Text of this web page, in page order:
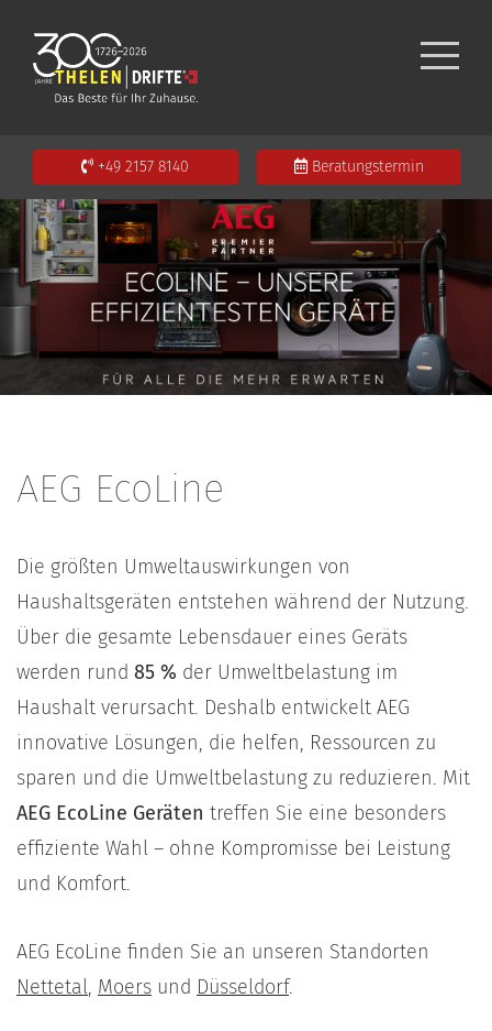
+49 2157 8140 Beratungstermin
AEG EcoLine
Die größten Umweltauswirkungen von
Haushaltsgeräten entstehen während der Nutzung.
Über die gesamte Lebensdauer eines Geräts
werden rund 85 % der Umweltbelastung im
Haushalt verursacht. Deshalb entwickelt AEG
innovative Lösungen, die helfen, Ressourcen zu
sparen und die Umweltbelastung zu reduzieren. Mit
AEG EcoLine Geräten treffen Sie eine besonders
effiziente Wahl – ohne Kompromisse bei Leistung
und Komfort.
AEG EcoLine finden Sie an unseren Standorten
Nettetal, Moers und Düsseldorf.